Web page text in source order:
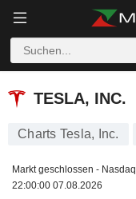
TESLA, INC.
TESLA, INC.
Charts Tesla, Inc.
Markt geschlossen - Nasdaq
22:00:00 07.08.2026